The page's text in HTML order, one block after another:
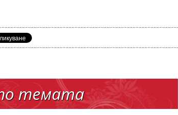
темата